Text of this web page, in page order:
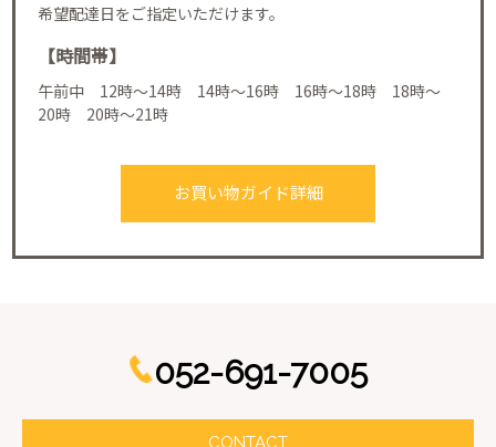
希望配達日をご指定いただけます。
【時間帯】
午前中 12時～14時 14時～16時 16時～18時 18時～
20時 20時～21時
お買い物ガイド詳細
052-691-7005
CONTACT